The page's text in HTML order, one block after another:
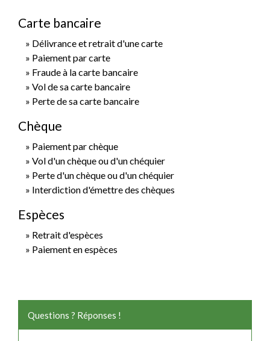
Carte bancaire
Délivrance et retrait d'une carte
Paiement par carte
Fraude à la carte bancaire
Vol de sa carte bancaire
Perte de sa carte bancaire
Chèque
Paiement par chèque
Vol d'un chèque ou d'un chéquier
Perte d'un chèque ou d'un chéquier
Interdiction d'émettre des chèques
Espèces
Retrait d'espèces
Paiement en espèces
Questions ? Réponses !